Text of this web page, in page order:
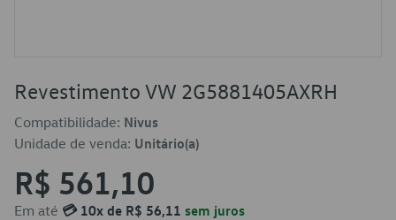
Revestimento VW 2G5881405AXRH
Compatibilidade: Nivus
Unidade de venda: Unitário(a)
R$ 561,10
Em até 💳 10x de R$ 56,11 sem juros